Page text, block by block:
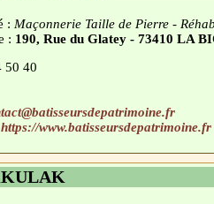
: Maçonnerie Taille de Pierre -
: 190, Rue du Glatey - 73410 LA
50 40
https://www.batisseursdepatrimoine.fr